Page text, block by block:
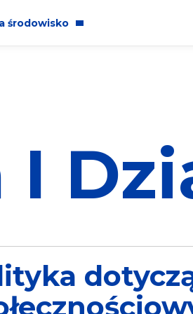
środowisko
korporacyjna